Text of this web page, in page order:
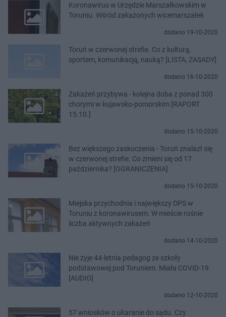
Koronawirus w Urzędzie Marszałkowskim w
Toruniu. Wśród zakażonych wicemarszałek
dodano 19-10-2020
Toruń w czerwonej strefie. Co z kulturą,
sportem, komunikacją, nauką? [LISTA, ZASADY]
dodano 16-10-2020
Zakażeń przybywa - kolejna doba z ponad 300
chorymi w kujawsko-pomorskim [RAPORT
15.10.]
dodano 15-10-2020
Bez większego zaskoczenia - Toruń znalazł się
w czerwonej strefie. Co zmieni się od 17
października? [OGRANICZENIA]
dodano 15-10-2020
Miejska przychodnia i największy DPS w
Toruniu z koronawirusem. W mieście rośnie
liczba aktywnych zakażeń
dodano 14-10-2020
Nie żyje 44-letnia pedagog ze szkoły
podstawowej pod Toruniem. Miała COVID-19
[AUDIO]
dodano 12-10-2020
57 wniosków o ukaranie do sądu. Czy